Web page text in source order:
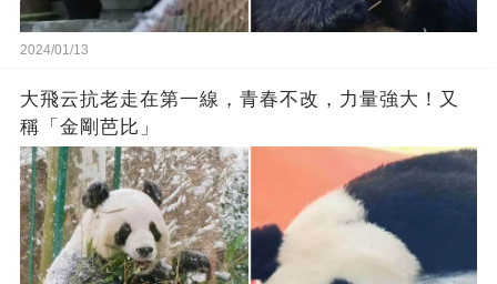
2024/01/13
大飛云抗老走在第一線，青春不改，力量強大！又
稱「金剛芭比」